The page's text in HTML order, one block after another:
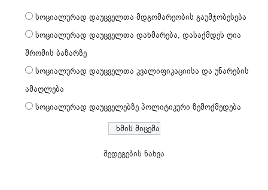
სოციალურად დაუცველთა მდგომარეობის გაუმჯობესება
სოციალურად დაუცველთა დახმარება, დასაქმდეს ღია
შრომის ბაზარზე
სოციალურად დაუცველთა კვალიფიკაციისა და უნარების
ამაღლება
სოციალურად დაუცველებზე პოლიტიკური ზემოქმედება
შედეგების ნახვა